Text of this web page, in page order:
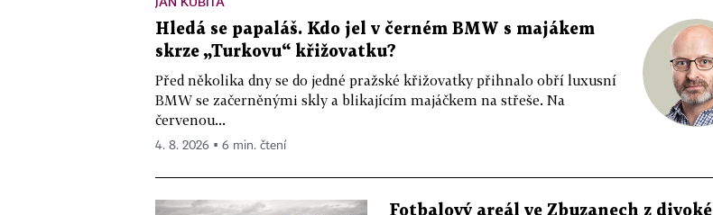
Hledá se papaláš. Kdo jel v černém BMW s majákem
skrze „Turkovu“ křižovatku?
Před několika dny se do jedné pražské křižovatky přihnalo obří luxusní
BMW se začerněnými skly a blikajícím majáčkem na střeše. Na
červenou...
4. 8. 2026 ▪ 6 min. čtení
Fotbalový areál ve Zbuzanech z divoké